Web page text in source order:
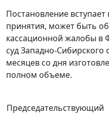
Постановление вступает
принятия, может быть
кассационной жалобы
суд Западно-Сибирского
месяцев со дня
полном объеме.
Председательствующий